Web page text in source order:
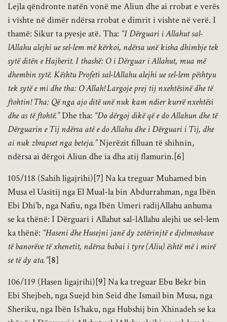
Lejla qëndronte natën vonë me Aliun dhe ai rrobat e verës
i vishte në dimër ndërsa rrobat e dimrit i vishte në verë. I
thamë: Sikur ta pyesje atë. Tha: “I Dërguari i Allahut sal-
lAllahu alejhi ue sel-lem më kërkoi, ndërsa unë kisha dhimbje tek
sytë ditën e Hajberit. I thashë: O i Dërguar i Allahut, mua më
dhembin sytë. Kështu Profeti sal-lAllahu alejhi ue sel-lem pështyu
tek sytë e mi dhe tha: O Allah! Largoje prej tij nxehtësinë dhe të
ftohtin! Tha: Që nga ajo ditë unë nuk kam ndier kurrë nxehtësi
dhe as të ftohtë.”Dhe tha: “Do dërgoj dikë që e do Allahun dhe të
Dërguarin e Tij ndërsa atë e do Allahu dhe i Dërguari i Tij, dhe
ai nuk zbrapset nga beteja.”Njerëzit filluan të shihnin,
ndërsa ai dërgoi Aliun dhe ia dha atij flamurin.[6]
105/118 (Sahih ligajrihi)[7] Na ka treguar Muhamed bin
Musa el Uasitij nga El Mual-la bin Abdurrahman, nga Ibën
Ebi Dhi’b, nga Nafiu, nga Ibën Umeri radijAllahu anhuma
se ka thënë: I Dërguari i Allahut sal-lAllahu alejhi ue sel-lem
ka thënë: “Haseni dhe Husejni janë dy zotërinjtë e djelmoshave
të banorëve të xhenetit, ndërsa babai i tyre (Aliu) është më i mirë
se të dy ata.”[8]
106/119 (Hasen ligajrihi)[9] Na ka treguar Ebu Bekr bin
Ebi Shejbeh, nga Suejd bin Seid dhe Ismail bin Musa, nga
Sheriku, nga Ibën Is’haku, nga Hubshij bin Xhinadeh se ka